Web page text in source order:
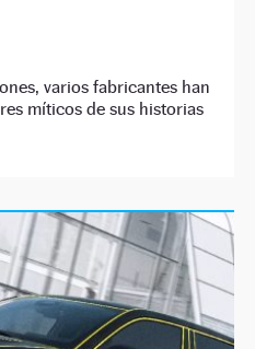
varios fabricantes han
míticos de sus historias